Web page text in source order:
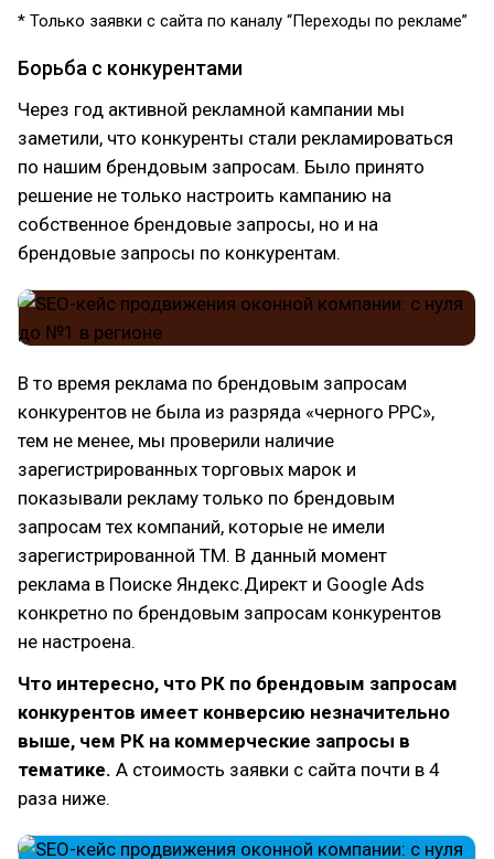
* Только заявки с сайта по каналу “Переходы по рекламе”
Борьба с конкурентами
Через год активной рекламной кампании мы
заметили, что конкуренты стали рекламироваться
по нашим брендовым запросам. Было принято
решение не только настроить кампанию на
собственное брендовые запросы, но и на
брендовые запросы по конкурентам.
В то время реклама по брендовым запросам
конкурентов не была из разряда «черного PPC»,
тем не менее, мы проверили наличие
зарегистрированных торговых марок и
показывали рекламу только по брендовым
запросам тех компаний, которые не имели
зарегистрированной ТМ. В данный момент
реклама в Поиске Яндекс.Директ и Google Ads
конкретно по брендовым запросам конкурентов
не настроена.
Что интересно, что РК по брендовым запросам
конкурентов имеет конверсию незначительно
выше, чем РК на коммерческие запросы в
тематике. А стоимость заявки с сайта почти в 4
раза ниже.